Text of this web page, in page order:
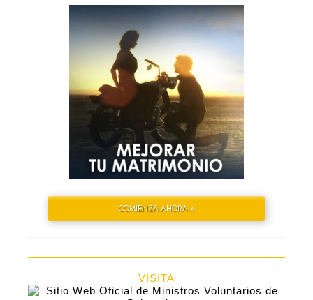
COMIENZA AHORA »
VISITA